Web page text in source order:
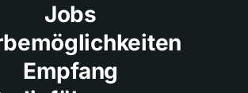
Jobs
Empfang